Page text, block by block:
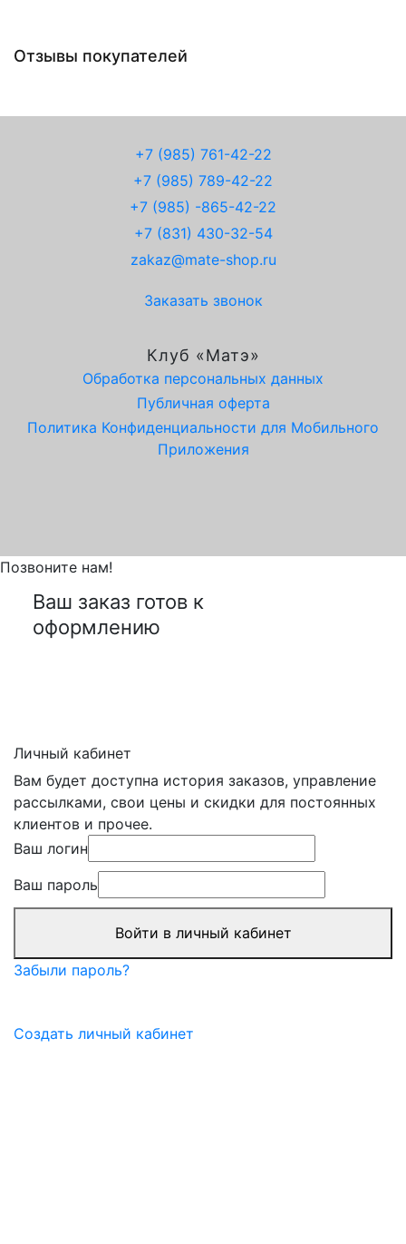
Отзывы покупателей
+7 (985) 761-42-22
+7 (985) 789-42-22
+7 (985) -865-42-22
+7 (831) 430-32-54
zakaz@mate-shop.ru
Заказать звонок
Клуб «Матэ»
Обработка персональных данных
Публичная оферта
Политика Конфиденциальности для Мобильного
Приложения
Позвоните нам!
Ваш заказ готов к
оформлению
Личный кабинет
Вам будет доступна история заказов, управление
рассылками, свои цены и скидки для постоянных
клиентов и прочее.
Ваш логин
Ваш пароль
Войти в личный кабинет
Забыли пароль?
Создать личный кабинет